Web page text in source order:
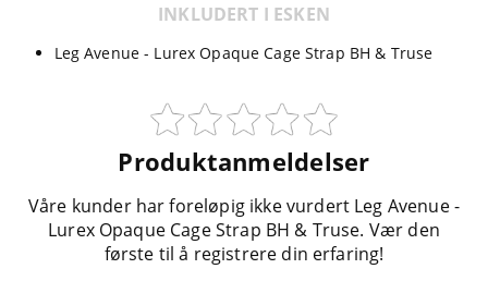
INKLUDERT I ESKEN
Leg Avenue - Lurex Opaque Cage Strap BH & Truse
Produktanmeldelser
Våre kunder har foreløpig ikke vurdert Leg Avenue -
Lurex Opaque Cage Strap BH & Truse. Vær den
første til å registrere din erfaring!